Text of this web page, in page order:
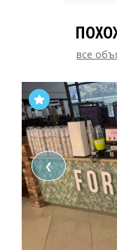
все
❮